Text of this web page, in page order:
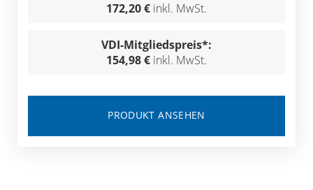
172,20 € inkl. MwSt.
VDI-Mitgliedspreis*:
154,98 € inkl. MwSt.
PRODUKT ANSEHEN